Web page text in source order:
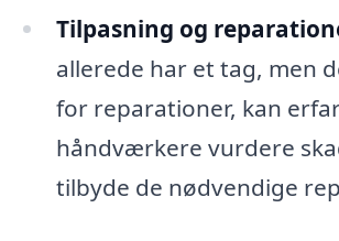
Tilpasning og
allerede har et tag, men
for reparationer, kan
håndværkere vurdere
tilbyde de nødvendige